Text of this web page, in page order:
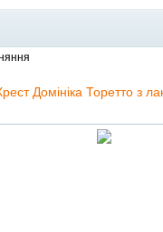
Домініка Торетто з